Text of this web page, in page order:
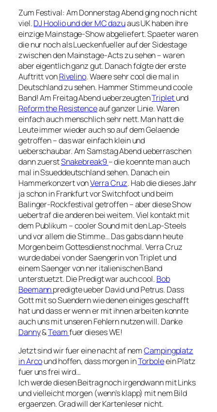
Zum Festival: Am Donnerstag Abend ging noch nicht
viel.DJ Hoolio und der MC dazuaus UK haben ihre
einzige Mainstage-Show abgeliefert. Spaeter waren
die nur noch als Lueckenfueller auf der Sidestage
zwischen den Mainstage-Acts zu sehen – waren
aber eigentlich ganz gut. Danach folgte der erste
Auftritt vonRivelino. Waere sehr cool die mal in
Deutschland zu sehen. Hammer Stimme und coole
Band! Am Freitag Abend ueberzeugtenTripletund
Reform the Resistenceauf ganzer Linie. Waren
einfach auch menschlich sehr nett. Man hatt die
Leute immer wieder auch so auf dem Gelaende
getroffen – das war einfach klein und
ueberschaubar. Am Samstag Abend ueberraschen
dann zuerstSnakebreak9 – die koennte man auch
mal in Ssueddeutschland sehen. Danach ein
Hammerkonzert vonVerra Cruz. Hab die dieses Jahr
ja schon in Frankfurt vor Switchfoot und beim
Balinger-Rockfestival getroffen – aber diese Show
uebertraf die anderen bei weitem. Viel kontakt mit
dem Publikum – cooler Sound mit den Lap-Steels
und vor allem die Stimme… Das gabs dann heute
Morgen beim Gottesdienst nochmal. Verra Cruz
wurde dabei von der Saengerin von Triplet und
einem Saenger von ner italienischen Band
unterstuetzt. Die Predigt war auch cool. Bob
Beemannpredigte ueber David und Petrus. Dass
Gott mit so Suendern wie denen einiges geschafft
hat und dass er wenn er mit ihnen arbeiten konnte
auch uns mit unseren Fehlern nutzen will. Danke
Danny&Teamfuer dieses WE!
Jetzt sind wir fuer eine nacht af nemCampingplatz
in Arcound hoffen, dass morgen inTorboleein Platz
fuer uns frei wird…
Ich werde diesen Beitrag noch irgendwann mit Links
und vielleicht morgen (wenn’s klapp) mit nem Bild
ergaenzen. Grad will der Kartenleser nicht.